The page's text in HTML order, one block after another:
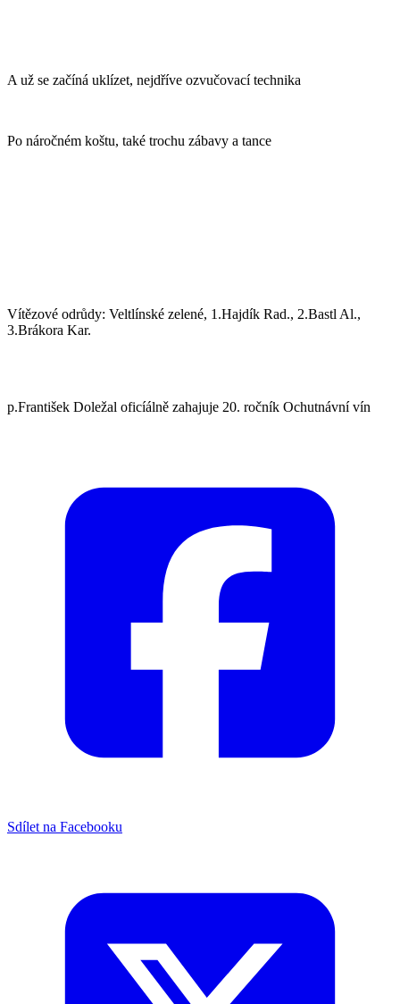
A už se začíná uklízet, nejdříve ozvučovací technika
Po náročném koštu, také trochu zábavy a tance
Vítězové odrůdy: Veltlínské zelené, 1.Hajdík Rad., 2.Bastl Al.,
3.Brákora Kar.
p.František Doležal oficíálně zahajuje 20. ročník Ochutnávní vín
Sdílet na Facebooku